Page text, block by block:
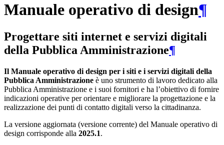
Manuale operativo di design¶
Progettare siti internet e servizi digitali
della Pubblica Amministrazione¶
Il Manuale operativo di design per i siti e i servizi digitali della
Pubblica Amministrazione è uno strumento di lavoro dedicato alla
Pubblica Amministrazione e i suoi fornitori e ha l’obiettivo di fornire
indicazioni operative per orientare e migliorare la progettazione e la
realizzazione dei punti di contatto digitali verso la cittadinanza.
La versione aggiornata (versione corrente) del Manuale operativo di
design corrisponde alla 2025.1.